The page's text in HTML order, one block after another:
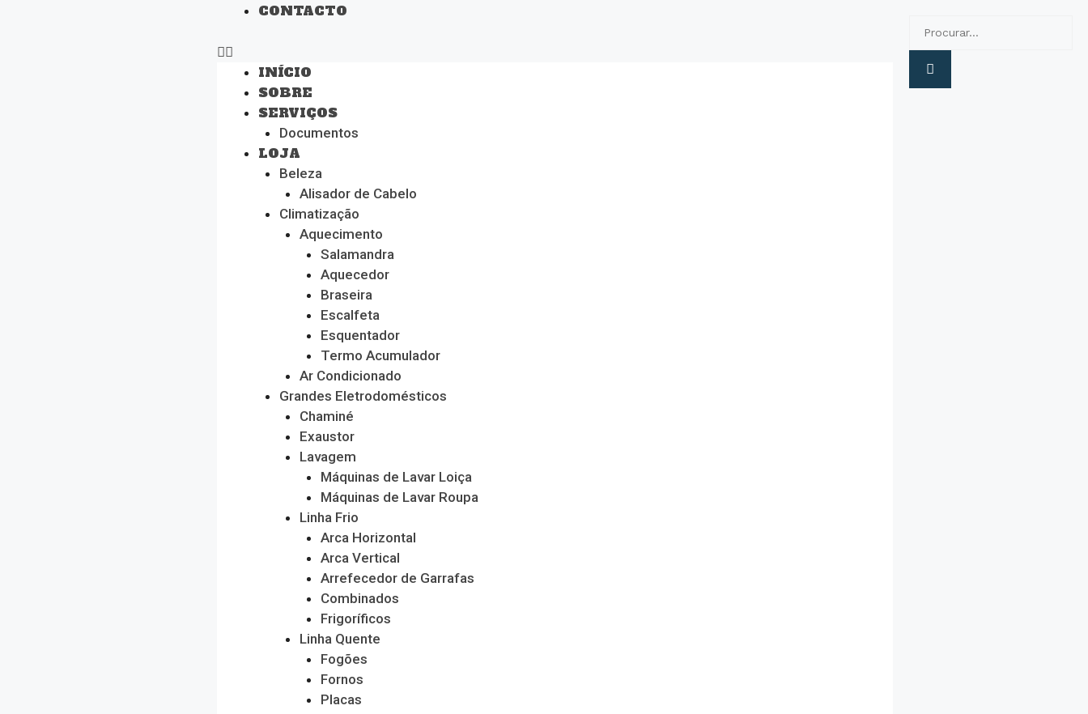
CONTACTO
INÍCIO
SOBRE
SERVIÇOS
Documentos
LOJA
Beleza
Alisador de Cabelo
Climatização
Aquecimento
Salamandra
Aquecedor
Braseira
Escalfeta
Esquentador
Termo Acumulador
Ar Condicionado
Grandes Eletrodomésticos
Chaminé
Exaustor
Lavagem
Máquinas de Lavar Loiça
Máquinas de Lavar Roupa
Linha Frio
Arca Horizontal
Arca Vertical
Arrefecedor de Garrafas
Combinados
Frigoríficos
Linha Quente
Fogões
Fornos
Placas